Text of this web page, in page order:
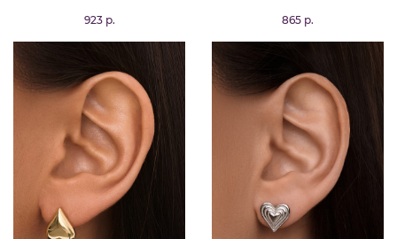
923 р. 865 р.